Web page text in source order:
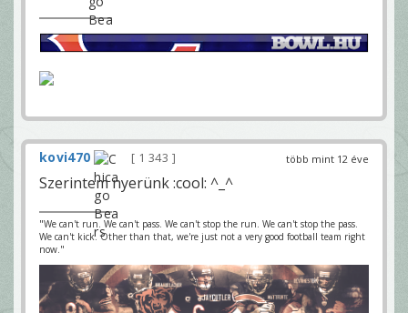
több mint 12 éve
kovi470 1 343
Szerintem nyerünk :cool: ^_^
"We can't run. We can't pass. We can't stop the run. We can't stop the pass.
We can't kick. Other than that, we're just not a very good football team right
now."